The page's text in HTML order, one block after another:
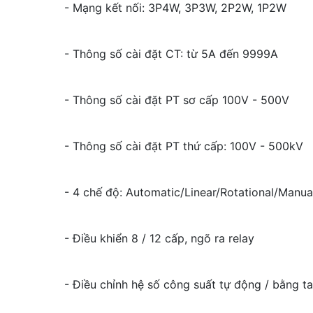
- Mạng kết nối: 3P4W, 3P3W, 2P2W, 1P2W
- Thông số cài đặt CT: từ 5A đến 9999A
- Thông số cài đặt PT sơ cấp 100V - 500V
- Thông số cài đặt PT thứ cấp: 100V - 500kV
- 4 chế độ: Automatic/Linear/Rotational/
- Điều khiển 8 / 12 cấp, ngõ ra relay
- Điều chỉnh hệ số công suất tự động / bằng